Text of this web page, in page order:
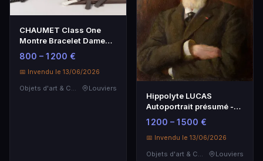
CHAUMET Class One
Montre Bracelet Dame
Acier
800 – 1 200 €
📅 Invendu le 13/06/2026
Objets d'art & Curiosités
Louviers
Hippolyte LUCAS
Autoportrait présumé -
Œuvre d'art unique
1 200 – 1 500 €
📅 Invendu le 13/06/2026
Louviers